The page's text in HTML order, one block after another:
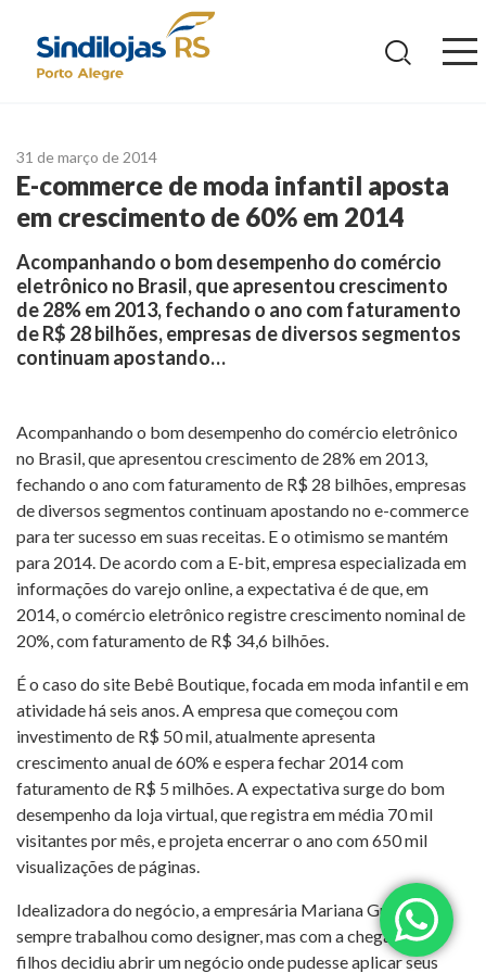
31 de março de 2014
E-commerce de moda infantil aposta
em crescimento de 60% em 2014
Acompanhando o bom desempenho do comércio
eletrônico no Brasil, que apresentou crescimento
de 28% em 2013, fechando o ano com faturamento
de R$ 28 bilhões, empresas de diversos segmentos
continuam apostando…
Acompanhando o bom desempenho do comércio eletrônico
no Brasil, que apresentou crescimento de 28% em 2013,
fechando o ano com faturamento de R$ 28 bilhões, empresas
de diversos segmentos continuam apostando no e-commerce
para ter sucesso em suas receitas. E o otimismo se mantém
para 2014. De acordo com a E-bit, empresa especializada em
informações do varejo online, a expectativa é de que, em
2014, o comércio eletrônico registre crescimento nominal de
20%, com faturamento de R$ 34,6 bilhões.
É o caso do site Bebê Boutique, focada em moda infantil e em
atividade há seis anos. A empresa que começou com
investimento de R$ 50 mil, atualmente apresenta
crescimento anual de 60% e espera fechar 2014 com
faturamento de R$ 5 milhões. A expectativa surge do bom
desempenho da loja virtual, que registra em média 70 mil
visitantes por mês, e projeta encerrar o ano com 650 mil
visualizações de páginas.
Idealizadora do negócio, a empresária Mariana Guazzelli
sempre trabalhou como designer, mas com a chegada dos
filhos decidiu abrir um negócio onde pudesse aplicar seus